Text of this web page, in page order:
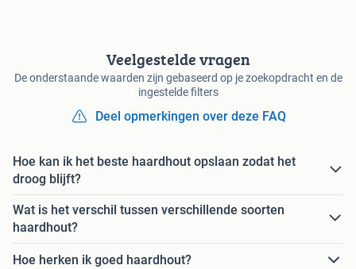
Veelgestelde vragen
De onderstaande waarden zijn gebaseerd op je zoekopdracht en de
ingestelde filters
Deel opmerkingen over deze FAQ
Hoe kan ik het beste haardhout opslaan zodat het
droog blijft?
Wat is het verschil tussen verschillende soorten
haardhout?
Hoe herken ik goed haardhout?